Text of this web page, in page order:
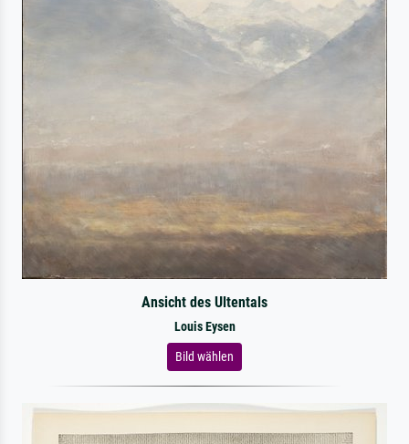
Ansicht des Ultentals
Louis Eysen
Bild wählen